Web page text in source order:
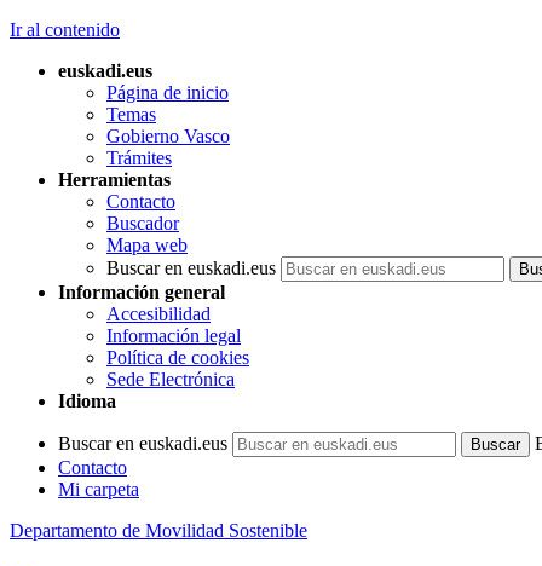
Ir al contenido
euskadi.eus
Página de inicio
Temas
Gobierno Vasco
Trámites
Herramientas
Contacto
Buscador
Mapa web
Buscar en euskadi.eus
Información general
Accesibilidad
Información legal
Política de cookies
Sede Electrónica
Idioma
Buscar en euskadi.eus
Contacto
Mi carpeta
Departamento de Movilidad Sostenible